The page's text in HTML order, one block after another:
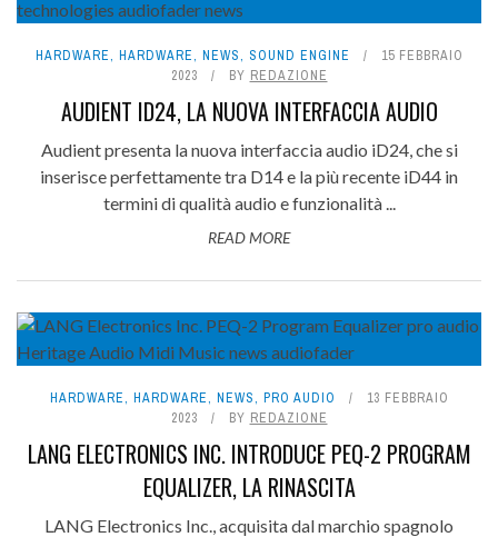
HARDWARE, HARDWARE, NEWS, SOUND ENGINE
15 FEBBRAIO
2023
BY REDAZIONE
AUDIENT ID24, LA NUOVA INTERFACCIA AUDIO
Audient presenta la nuova interfaccia audio iD24, che si
inserisce perfettamente tra D14 e la più recente iD44 in
termini di qualità audio e funzionalità ...
READ MORE
HARDWARE, HARDWARE, NEWS, PRO AUDIO
13 FEBBRAIO
2023
BY REDAZIONE
LANG ELECTRONICS INC. INTRODUCE PEQ-2 PROGRAM
EQUALIZER, LA RINASCITA
LANG Electronics Inc., acquisita dal marchio spagnolo